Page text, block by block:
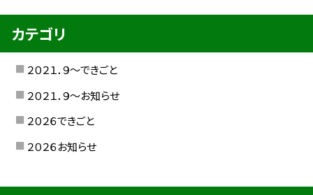
カテゴリ
２０２１．９〜できごと
２０２１．９〜お知らせ
２０２６できごと
２０２６お知らせ